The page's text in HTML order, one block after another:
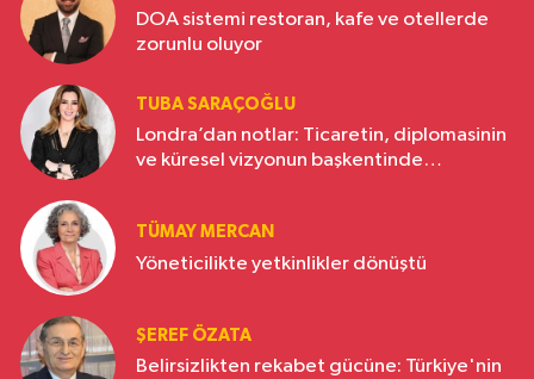
DOA sistemi restoran, kafe ve otellerde
zorunlu oluyor
TUBA SARAÇOĞLU
Londra’dan notlar: Ticaretin, diplomasinin
ve küresel vizyonun başkentinde
TÜMAY MERCAN
Yöneticilikte yetkinlikler dönüştü
ŞEREF ÖZATA
Belirsizlikten rekabet gücüne: Türkiye'nin